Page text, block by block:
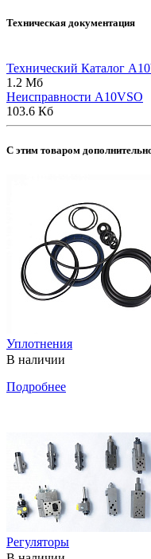
Техническая документация
Технический Каталог
1.2 Мб
Неисправности A10VSO
103.6 Кб
C этим товаром
Уплотнения
В наличии
Подробнее
Регуляторы